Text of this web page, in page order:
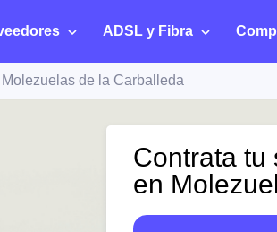
ADSL y Fibra
Molezuelas de la Carballeda
Contrata tu
en